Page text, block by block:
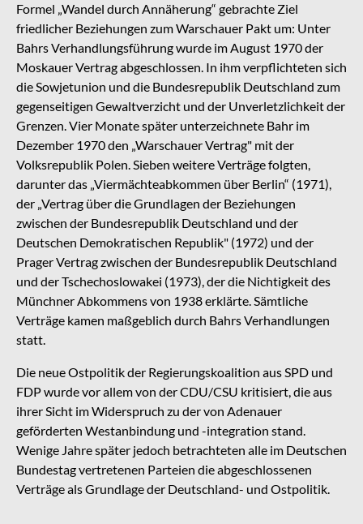
Formel „Wandel durch Annäherung“ gebrachte Ziel
friedlicher Beziehungen zum Warschauer Pakt um: Unter
Bahrs Verhandlungsführung wurde im August 1970 der
Moskauer Vertrag abgeschlossen. In ihm verpflichteten sich
die Sowjetunion und die Bundesrepublik Deutschland zum
gegenseitigen Gewaltverzicht und der Unverletzlichkeit der
Grenzen. Vier Monate später unterzeichnete Bahr im
Dezember 1970 den „Warschauer Vertrag" mit der
Volksrepublik Polen. Sieben weitere Verträge folgten,
darunter das „Viermächteabkommen über Berlin“ (1971),
der „Vertrag über die Grundlagen der Beziehungen
zwischen der Bundesrepublik Deutschland und der
Deutschen Demokratischen Republik" (1972) und der
Prager Vertrag zwischen der Bundesrepublik Deutschland
und der Tschechoslowakei (1973), der die Nichtigkeit des
Münchner Abkommens von 1938 erklärte. Sämtliche
Verträge kamen maßgeblich durch Bahrs Verhandlungen
statt.
Die neue Ostpolitik der Regierungskoalition aus SPD und
FDP wurde vor allem von der CDU/CSU kritisiert, die aus
ihrer Sicht im Widerspruch zu der von Adenauer
geförderten Westanbindung und -integration stand.
Wenige Jahre später jedoch betrachteten alle im Deutschen
Bundestag vertretenen Parteien die abgeschlossenen
Verträge als Grundlage der Deutschland- und Ostpolitik.